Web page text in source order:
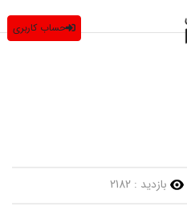
حساب کاربری
بازدید :2182